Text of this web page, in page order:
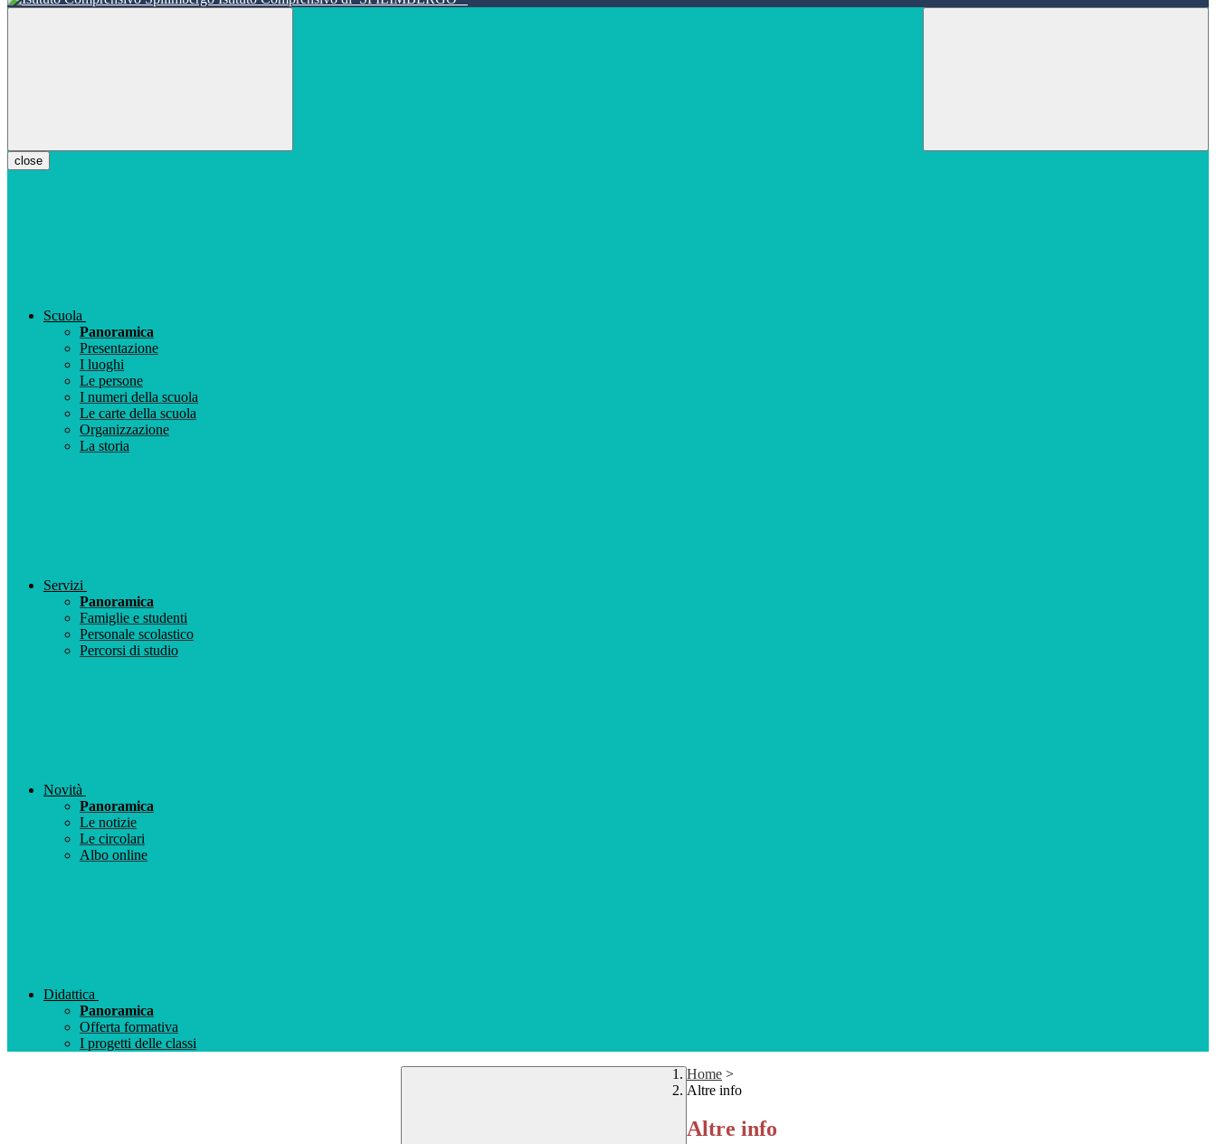
close
Scuola
Panoramica
Presentazione
I luoghi
Le persone
I numeri della scuola
Le carte della scuola
Organizzazione
La storia
Servizi
Panoramica
Famiglie e studenti
Personale scolastico
Percorsi di studio
Novità
Panoramica
Le notizie
Le circolari
Albo online
Didattica
Panoramica
Offerta formativa
I progetti delle classi
Home >
Altre info
Altre info